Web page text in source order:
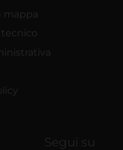
mappa
Segui su